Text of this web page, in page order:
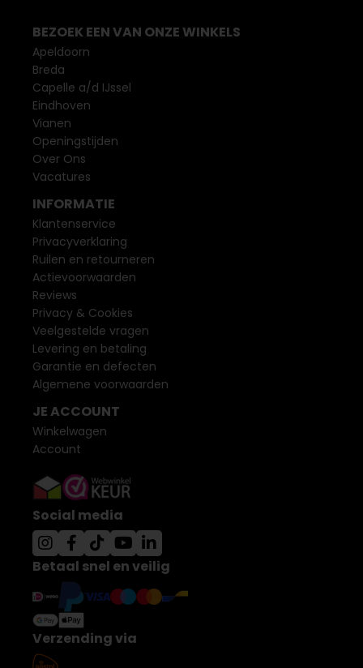
BEZOEK EEN VAN ONZE WINKELS
Apeldoorn
Breda
Capelle a/d IJssel
Eindhoven
Vianen
Openingstijden
Over Ons
Vacatures
INFORMATIE
Klantenservice
Privacyverklaring
Ruilen en retourneren
Actievoorwaarden
Reviews
Privacy & Cookies
Veelgestelde vragen
Levering en betaling
Garantie en defecten
Algemene voorwaarden
JE ACCOUNT
Winkelwagen
Account
Social media
Betaal snel en veilig
Verzending via